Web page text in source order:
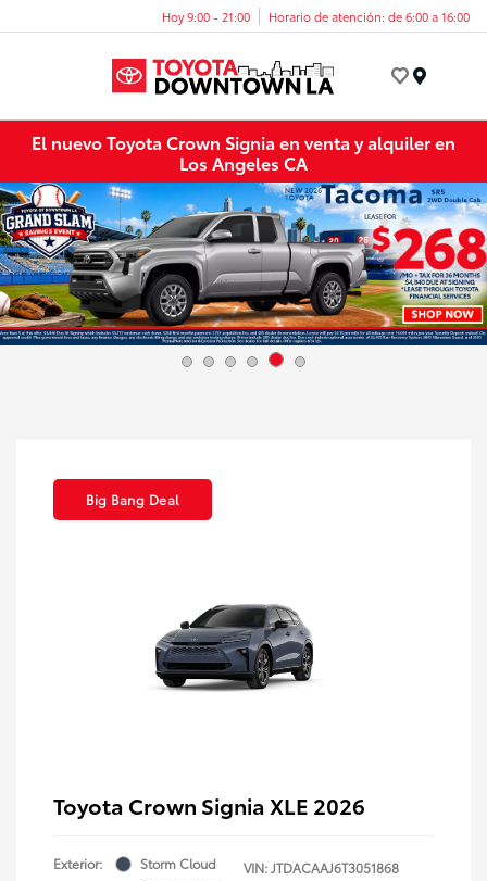
Hoy 9:00 - 21:00 Horario de atención: de 6:00 a 16:00
El nuevo Toyota Crown Signia en venta y alquiler en
Los Angeles CA
Big Bang Deal
Toyota Crown Signia XLE 2026
Exterior:
Storm Cloud
VIN:JTDACAAJ6T3051868